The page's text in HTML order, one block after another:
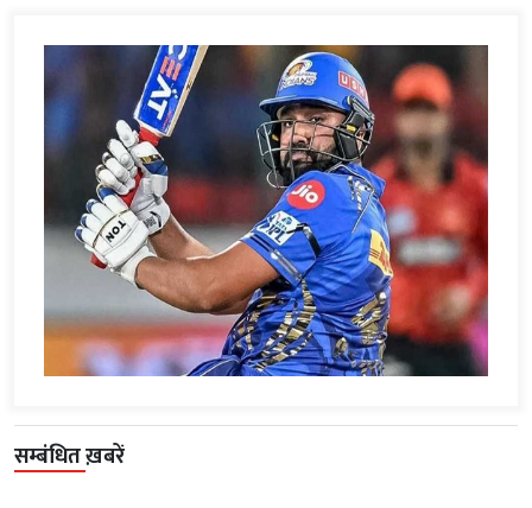
सम्बंधित ख़बरें